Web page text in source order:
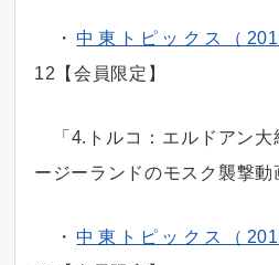
・中東トピックス（
12【会員限定】
「4.トルコ：エルドアン大
ージーランドのモスク襲撃動
・中東トピックス（